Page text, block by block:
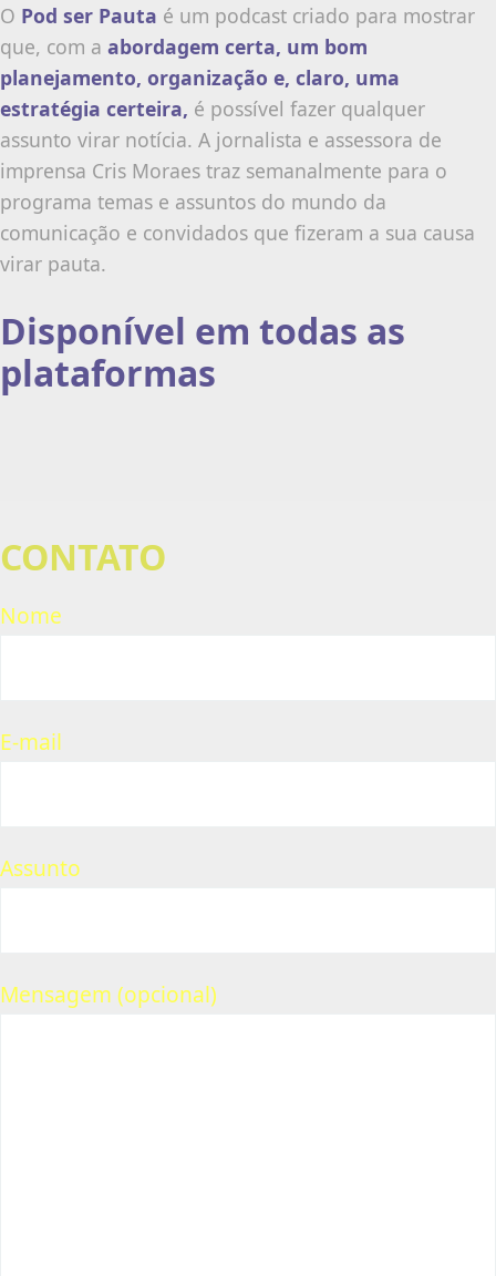
O Pod ser Pauta é um podcast criado para mostrar
que, com a abordagem certa, um bom
planejamento, organização e, claro, uma
estratégia certeira, é possível fazer qualquer
assunto virar notícia. A jornalista e assessora de
imprensa Cris Moraes traz semanalmente para o
programa temas e assuntos do mundo da
comunicação e convidados que fizeram a sua causa
virar pauta.
Disponível em todas as
plataformas
CONTATO
Nome
E-mail
Assunto
Mensagem (opcional)